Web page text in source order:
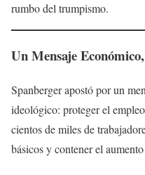
rumbo del trumpismo.
Un Mensaje
Spanberger apostó por un
ideológico: proteger el
cientos de miles de
básicos y contener el